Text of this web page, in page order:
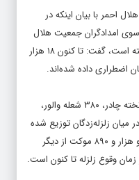
احمر با بیان اینکه در
شهری از سوی امدادگران جمعیت هلال
احمر مورد ارزیابی و امدادرسانی قرار گرفته است، گفت: تا کنون ۱۸ هزار
وی ادامه داد: همچنین چهار هزار و ۱۵۶ تخته چادر، ۳۸۰ شعله والور،
بسته غذایی در میان زلزله‌زدگان توزیع شده
است. توزیع چهار هزار و ۳۸۰ تخته پتو و هزار و ۸۹۰ موکت از دیگر
وقوع زلزله تا کنون است.